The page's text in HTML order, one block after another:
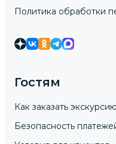
Политика обработки
Гостям
Как заказать экскурсию
Безопасность